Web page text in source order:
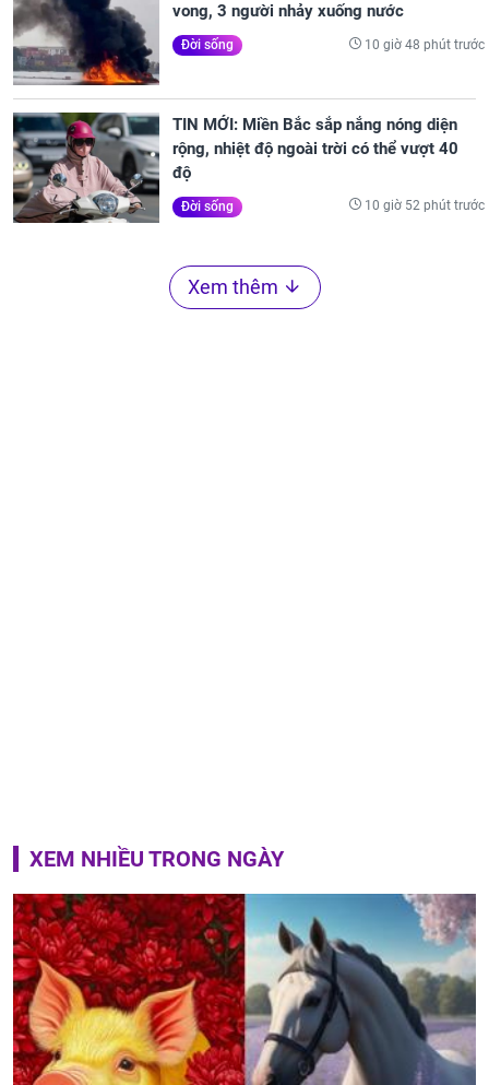
vong, 3 người nhảy xuống nước
Đời sống 10 giờ 48 phút trước
TIN MỚI: Miền Bắc sắp nắng nóng diện
rộng, nhiệt độ ngoài trời có thể vượt 40
độ
Đời sống 10 giờ 52 phút trước
Xem thêm
XEM NHIỀU TRONG NGÀY